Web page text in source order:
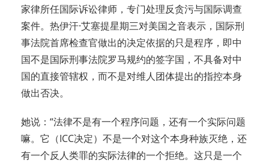
家律所任国际诉讼律师，专门处理反贪污与国际调查
案件。热伊汗·艾塞提星期三对美国之音表示，国际刑
事法院首席检查官做出的决定依据的只是程序，即中
国不是国际刑事法院罗马规约的签字国，不具备对中
国的直接管辖权，而不是对维人团体提出的指控本身
做出否决。
她说：“法律不是有一个程序问题，还有一个实际问题
嘛。它（ICC决定）不是一个对这个本身种族灭绝，还
有一个反人类罪的实际法律的一个拒绝。这只是一个